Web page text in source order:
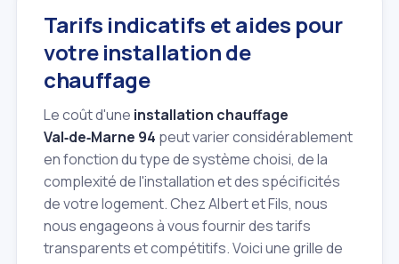
Tarifs indicatifs et aides pour
votre installation de
chauffage
Le coût d'une installation chauffage
Val‑de‑Marne 94 peut varier considérablement
en fonction du type de système choisi, de la
complexité de l'installation et des spécificités
de votre logement. Chez Albert et Fils, nous
nous engageons à vous fournir des tarifs
transparents et compétitifs. Voici une grille de